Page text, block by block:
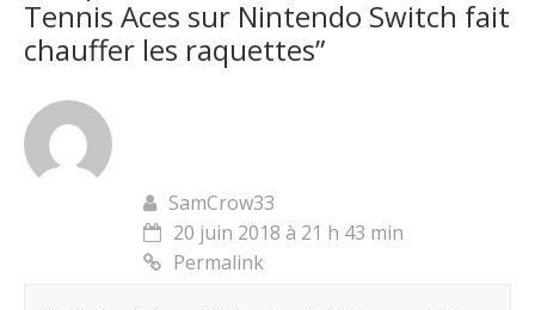
Tennis Aces sur Nintendo Switch fait
chauffer les raquettes”
SamCrow33
20 juin 2018 à 21 h 43 min
Permalink